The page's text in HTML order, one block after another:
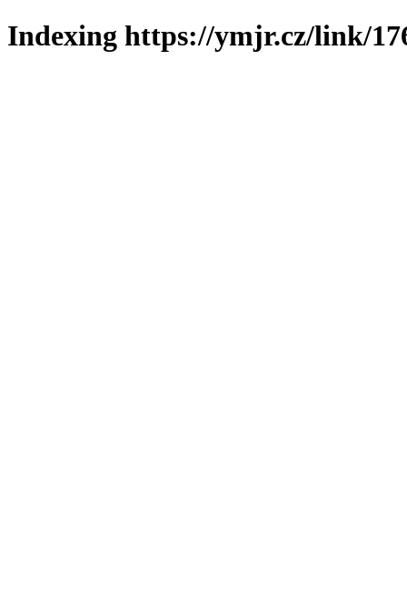
Indexing https://ymjr.cz/link/